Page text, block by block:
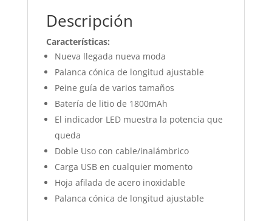
Descripción
Características:
Nueva llegada nueva moda
Palanca cónica de longitud ajustable
Peine guía de varios tamaños
Batería de litio de 1800mAh
El indicador LED muestra la potencia que
queda
Doble Uso con cable/inalámbrico
Carga USB en cualquier momento
Hoja afilada de acero inoxidable
Palanca cónica de longitud ajustable